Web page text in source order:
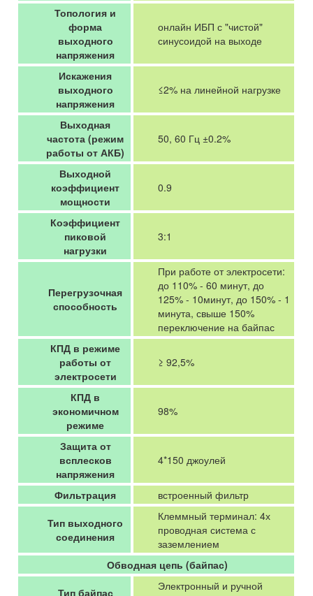
Топология и
форма
выходного
напряжения
онлайн ИБП с "чистой"
синусоидой на выходе
Искажения
выходного
напряжения
≤2% на линейной нагрузке
Выходная
частота (режим
работы от АКБ)
50, 60 Гц ±0.2%
Выходной
коэффициент
мощности
0.9
Коэффициент
пиковой
нагрузки
3:1
Перегрузочная
способность
При работе от электросети:
до 110% - 60 минут, до
125% - 10минут, до 150% - 1
минута, свыше 150%
переключение на байпас
КПД в режиме
работы от
электросети
≥ 92,5%
КПД в
экономичном
режиме
98%
Защита от
всплесков
напряжения
4*150 джоулей
Фильтрация
встроенный фильтр
Тип выходного
соединения
Клеммный терминал: 4х
проводная система с
заземлением
Обводная цепь (байпас)
Тип байпас
Электронный и ручной